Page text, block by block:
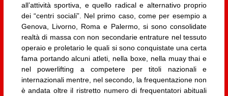
all’attività sportiva, e quello radical e alternativo proprio
dei “centri sociali”. Nel primo caso, come per esempio a
Genova, Livorno, Roma e Palermo, si sono consolidate
realtà di massa con non secondarie entrature nel tessuto
operaio e proletario le quali si sono conquistate una certa
fama portando alcuni atleti, nella boxe, nella muay thai e
nel powerlifting a competere per titoli nazionali e
internazionali mentre, nel secondo, la frequentazione non
è andata oltre il ristretto numero di frequentatori abituali